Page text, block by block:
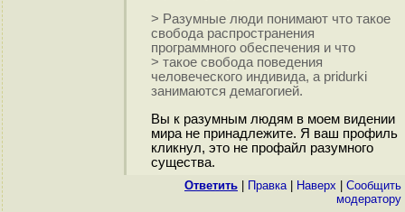
> Разумные люди понимают что такое
свобода распространения
программного обеспечения и что
> такое свобода поведения
человеческого индивида, а pridurki
занимаются демагогией.
Вы к разумным людям в моем видении
мира не принадлежите. Я ваш профиль
кликнул, это не профайл разумного
существа.
Ответить Правка| Наверх
Cообщить
модератору